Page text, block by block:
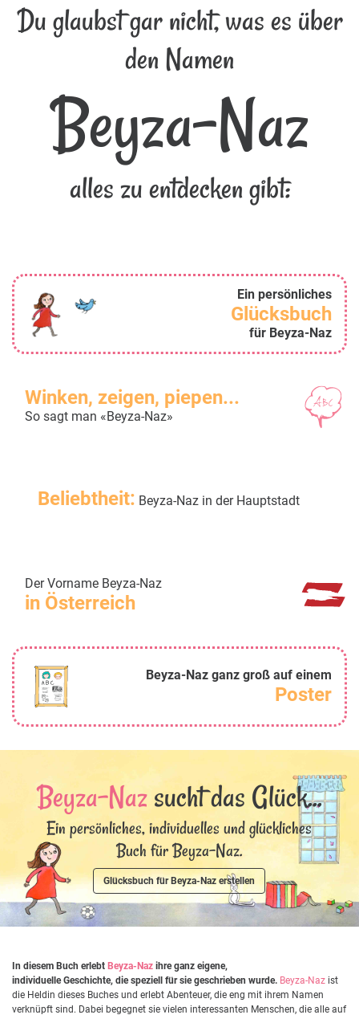
Du glaubst gar nicht, was es über
den Namen
Beyza-Naz
alles zu entdecken gibt:
Ein persönliches
Glücksbuch
für Beyza-Naz
Winken, zeigen, piepen...
So sagt man «Beyza-Naz»
Beliebtheit: Beyza-Naz in der Hauptstadt
Der Vorname Beyza-Naz
in Österreich
Beyza-Naz ganz groß auf einem
Poster
Beyza-Nazsucht das Glück...
Ein persönliches, individuelles und glückliches
Buch für Beyza-Naz.
Glücksbuch für Beyza-Naz erstellen
In diesem Buch erlebt Beyza-Naz ihre ganz eigene,
individuelle Geschichte, die speziell für sie geschrieben wurde. Beyza-Naz ist
die Heldin dieses Buches und erlebt Abenteuer, die eng mit ihrem Namen
verknüpft sind. Dabei begegnet sie vielen interessanten Menschen, die alle auf